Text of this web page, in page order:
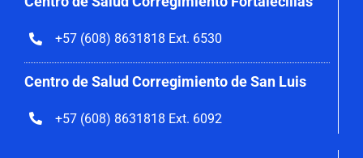
+57 (608) 8631818 Ext. 6530
Centro de Salud Corregimiento de San Luis
+57 (608) 8631818 Ext. 6092